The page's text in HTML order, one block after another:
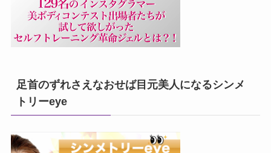
足首のずれさえなおせば目元美人になるシンメ
トリーeye